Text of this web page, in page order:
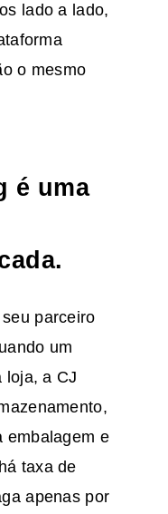
lado a lado,
o mesmo
é uma
parceiro
um
loja, a CJ
embalagem e
taxa de
apenas por